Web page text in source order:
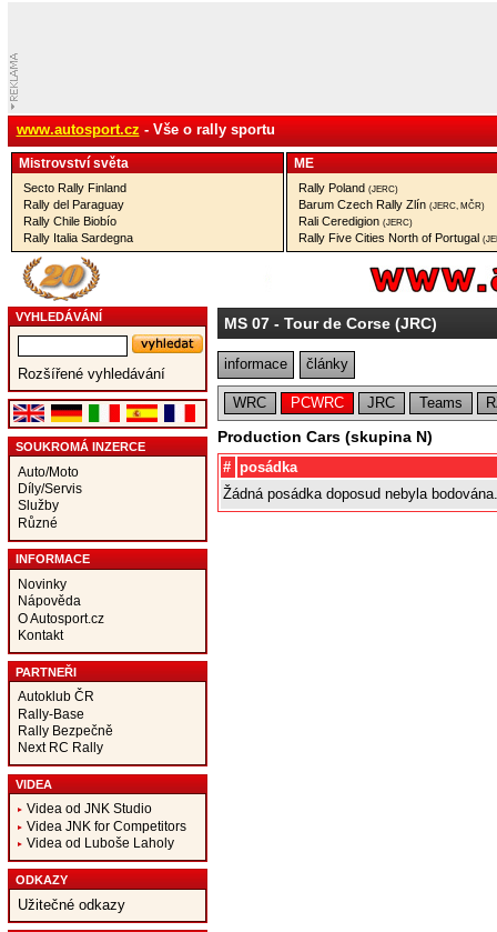
www.autosport.cz - Vše o rally sportu
Mistrovství­ světa
Secto Rally Finland
Rally del Paraguay
Rally Chile Biobío
Rally Italia Sardegna
ME
Rally Poland (JERC)
Barum Czech Rally Zlín (JERC, MČR)
Rali Ceredigion (JERC)
Rally Five Cities North of Portugal
VYHLEDÁVÁNÍ
Rozšířené vyhledávání
SOUKROMÁ INZERCE
Auto/Moto
Díly/Servis
Služby
Různé
INFORMACE
Novinky
Nápověda
O Autosport.cz
Kontakt
PARTNEŘI
Autoklub ČR
Rally-Base
Rally Bezpečně
Next RC Rally
VIDEA
Videa od JNK Studio
Videa JNK for Competitors
Videa od Luboše Laholy
ODKAZY
Užitečné odkazy
MS 07- Tour de Corse (JRC)
informace články
WRC PCWRC JRC Teams
Production Cars (skupina N)
# posádka
Žádná posádka doposud nebyla